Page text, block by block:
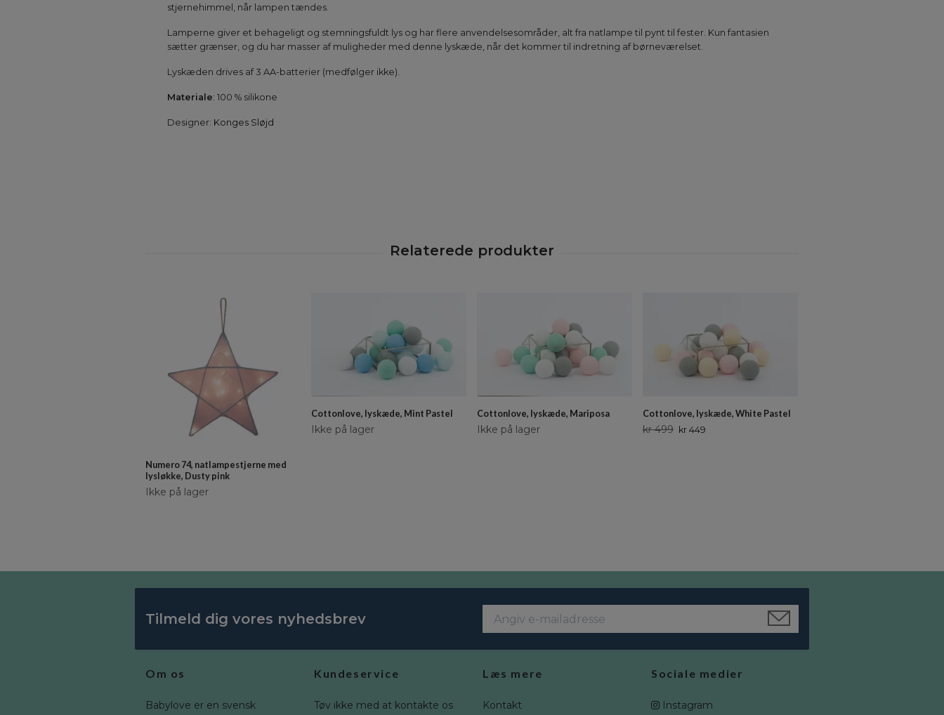
stjernehimmel, når lampen tændes.
Lamperne giver et behageligt og stemningsfuldt lys og har flere anvendelsesområder, alt fra natlampe til pynt til fester. Kun fantasien
sætter grænser, og du har masser af muligheder med denne lyskæde, når det kommer til indretning af børneværelset.
Lyskæden drives af 3 AA-batterier (medfølger ikke).
Materiale: 100 % silikone
Designer: Konges Sløjd
Numero 74, natlampestjerne med
lysløkke, Dusty pink
Ikke på lager
Cottonlove, lyskæde, Mint Pastel
Ikke på lager
Cottonlove, lyskæde, Mariposa
Ikke på lager
Cottonlove, lyskæde, White Pastel
kr 499 kr 449
Tilmeld dig vores nyhedsbrev
Om os
Babylove er en svensk
Kundeservice
Tøv ikke med at kontakte os
Læs mere
Kontakt
Sociale medier
Instagram